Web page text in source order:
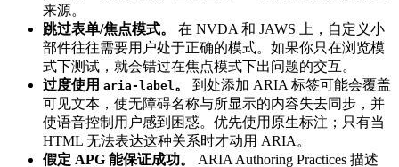
来源。
跳过表单/焦点模式。
在 NVDA 和 JAWS 上，自定义小
部件往往需要用户处于正确的模式。如果你只在浏览模
式下测试，就会错过在焦点模式下出问题的交互。
过度使用 aria-label 。
到处添加 ARIA 标签可能会覆盖
可见文本，使无障碍名称与所显示的内容失去同步，并
使语音控制用户感到困惑。优先使用原生标注；只有当
HTML 无法表达这种关系时才动用 ARIA。
假定 APG 能保证成功。
ARIA Authoring Practices 描述